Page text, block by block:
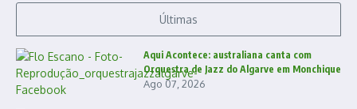
Últimas
Aqui Acontece: australiana canta com
Orquestra de Jazz do Algarve em Monchique
Ago 07, 2026